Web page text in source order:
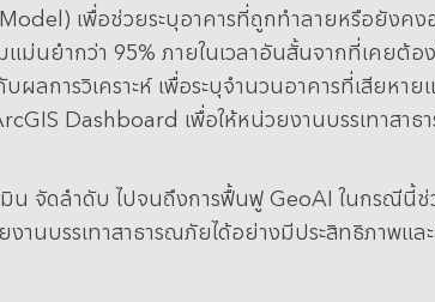
เพื่อช่วยระบุอาคารที่ถูกทำลายหรือยังคง
ม่นยำกว่า 95% ภายในเวลาอันสั้นจากที่เคยต้อ
ลการวิเคราะห์ เพื่อระบุจำนวนอาคารที่เสียหาย
Dashboard เพื่อให้หน่วยงานบรรเทาสาธ
น จัดลำดับ ไปจนถึงการฟื้นฟู GeoAI ในกรณีนี้
านบรรเทาสาธารณภัยได้อย่างมีประสิทธิภาพแ